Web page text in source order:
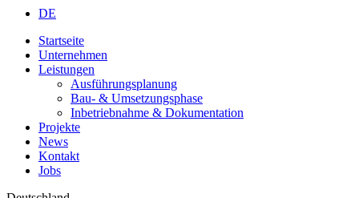
DE
Startseite
Unternehmen
Leistungen
Ausführungsplanung
Bau- & Umsetzungsphase
Inbetriebnahme & Dokumentation
Projekte
News
Kontakt
Jobs